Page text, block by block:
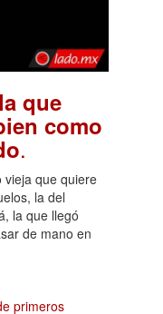
que
como
.
vieja que quiere
la del
la que llegó
de mano en